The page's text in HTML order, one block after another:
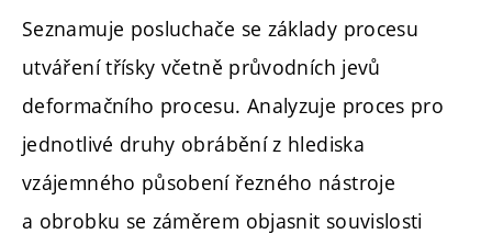
Seznamuje posluchače se základy procesu
utváření třísky včetně průvodních jevů
deformačního procesu. Analyzuje proces pro
jednotlivé druhy obrábění z hlediska
vzájemného působení řezného nástroje
a obrobku se záměrem objasnit souvislosti